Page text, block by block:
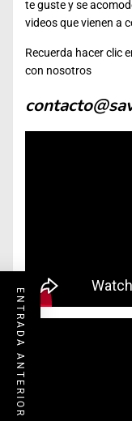
te guste y se
videos que vienen a
Recuerda hacer clic
con nosotros
ENTRADA ANTERIOR